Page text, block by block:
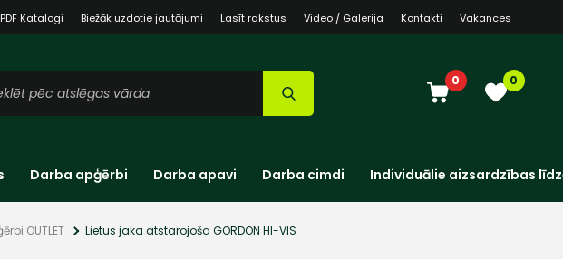
PDF Katalogi Biežāk uzdotie jautājumi Lasīt rakstus Video / Galerija Kontakti Vakances
0 0
Darba apģērbi Darba apavi Darba cimdi Individuālie aizsardzības
OUTLET Lietus jaka atstarojoša GORDON HI-VIS